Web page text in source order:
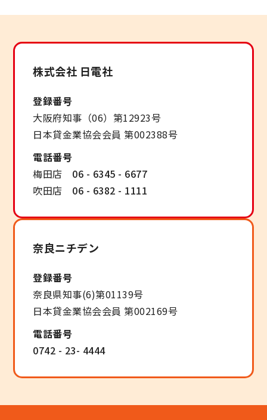
株式会社 日電社
登録番号
大阪府知事（06）第12923号
日本貸金業協会会員 第002388号
電話番号
梅田店 06 - 6345 - 6677
吹田店 06 - 6382 - 1111
奈良ニチデン
登録番号
奈良県知事(6)第01139号
日本貸金業協会会員 第002169号
電話番号
0742 - 23- 4444